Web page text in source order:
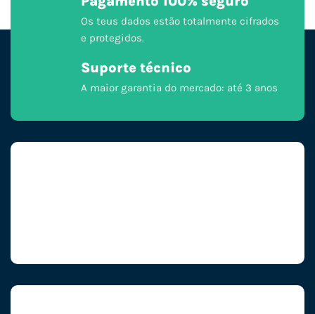
Os teus dados estão totalmente cifrados
e protegidos.
Suporte técnico
A maior garantia do mercado: até 3 anos